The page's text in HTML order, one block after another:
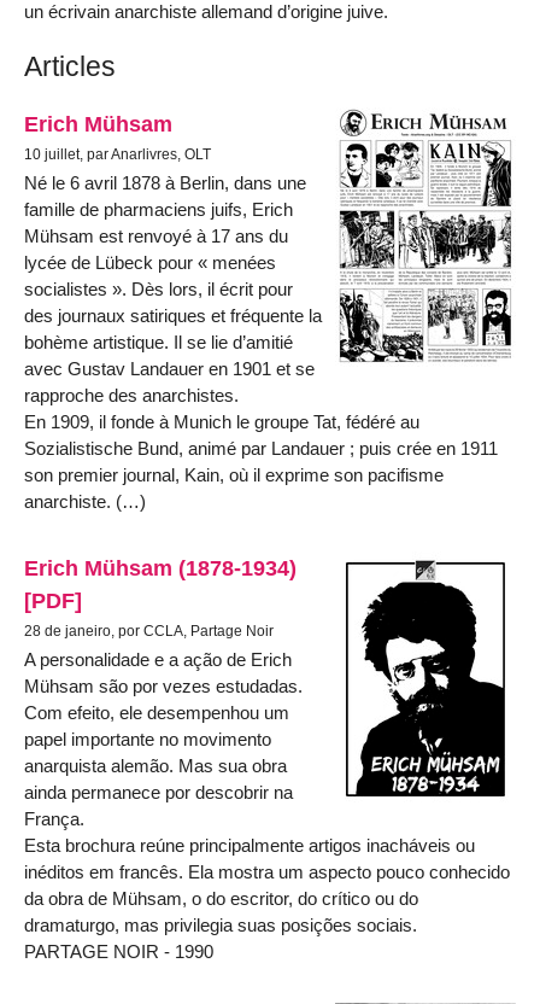
un écrivain anarchiste allemand d’origine juive.
Articles
Erich Mühsam
10 juillet, par Anarlivres, OLT
Né le 6 avril 1878 à Berlin, dans une
famille de pharmaciens juifs, Erich
Mühsam est renvoyé à 17 ans du
lycée de Lübeck pour « menées
socialistes ». Dès lors, il écrit pour
des journaux satiriques et fréquente la
bohème artistique. Il se lie d’amitié
avec Gustav Landauer en 1901 et se
rapproche des anarchistes.
En 1909, il fonde à Munich le groupe Tat, fédéré au
Sozialistische Bund, animé par Landauer ; puis crée en 1911
son premier journal, Kain, où il exprime son pacifisme
anarchiste. (…)
Erich Mühsam (1878-1934)
[PDF]
28 de janeiro, por CCLA, Partage Noir
A personalidade e a ação de Erich
Mühsam são por vezes estudadas.
Com efeito, ele desempenhou um
papel importante no movimento
anarquista alemão. Mas sua obra
ainda permanece por descobrir na
França.
Esta brochura reúne principalmente artigos inacháveis ou
inéditos em francês. Ela mostra um aspecto pouco conhecido
da obra de Mühsam, o do escritor, do crítico ou do
dramaturgo, mas privilegia suas posições sociais.
PARTAGE NOIR - 1990